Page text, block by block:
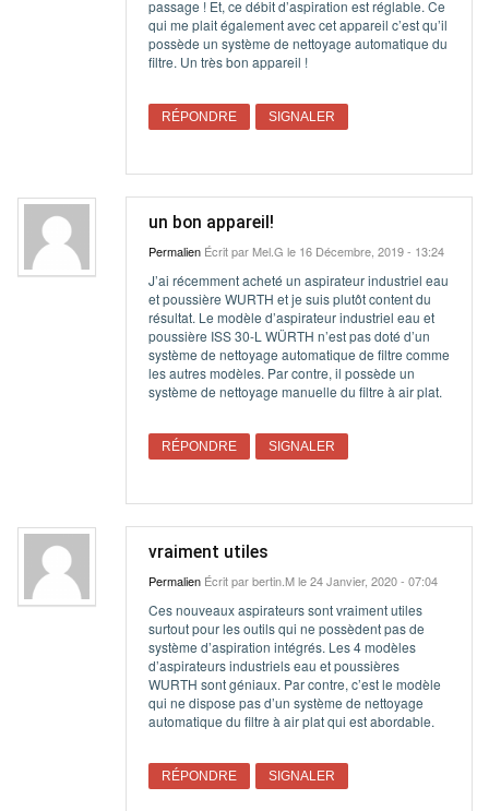
passage ! Et, ce débit d’aspiration est réglable. Ce
qui me plait également avec cet appareil c’est qu’il
possède un système de nettoyage automatique du
filtre. Un très bon appareil !
RÉPONDRE SIGNALER
un bon appareil!
Permalien Écrit par Mel.G le 16 Décembre, 2019 - 13:24
J’ai récemment acheté un aspirateur industriel eau
et poussière WURTH et je suis plutôt content du
résultat. Le modèle d’aspirateur industriel eau et
poussière ISS 30-L WÜRTH n’est pas doté d’un
système de nettoyage automatique de filtre comme
les autres modèles. Par contre, il possède un
système de nettoyage manuelle du filtre à air plat.
RÉPONDRE SIGNALER
vraiment utiles
Permalien Écrit parbertin.Mle 24 Janvier, 2020 - 07:04
Ces nouveaux aspirateurs sont vraiment utiles
surtout pour les outils qui ne possèdent pas de
système d’aspiration intégrés. Les 4 modèles
d’aspirateurs industriels eau et poussières
WURTH sont géniaux. Par contre, c’est le modèle
qui ne dispose pas d’un système de nettoyage
automatique du filtre à air plat qui est abordable.
RÉPONDRE SIGNALER